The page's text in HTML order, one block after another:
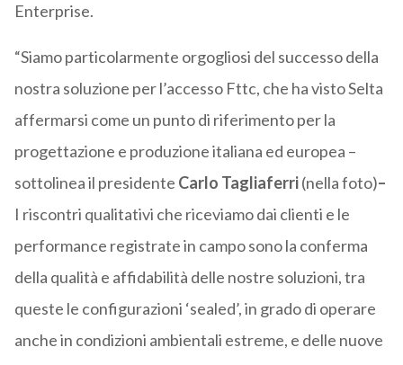
Enterprise.
“Siamo particolarmente orgogliosi del successo della
nostra soluzione per l’accesso Fttc, che ha visto Selta
affermarsi come un punto di riferimento per la
progettazione e produzione italiana ed europea –
sottolinea il presidente Carlo Tagliaferri(nella foto)–
I riscontri qualitativi che riceviamo dai clienti e le
performance registrate in campo sono la conferma
della qualità e affidabilità delle nostre soluzioni, tra
queste le configurazioni ‘sealed’, in grado di operare
anche in condizioni ambientali estreme, e delle nuove